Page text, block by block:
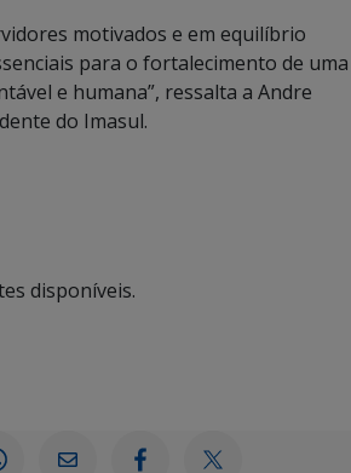
motivados e em equilíbrio
para o fortalecimento de uma
e humana”, ressalta a Andre
do Imasul.
disponíveis.